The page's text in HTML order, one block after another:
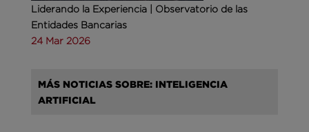
Liderando la Experiencia | Observatorio de las
Entidades Bancarias
24 Mar 2026
MÁS NOTICIAS SOBRE: INTELIGENCIA
ARTIFICIAL